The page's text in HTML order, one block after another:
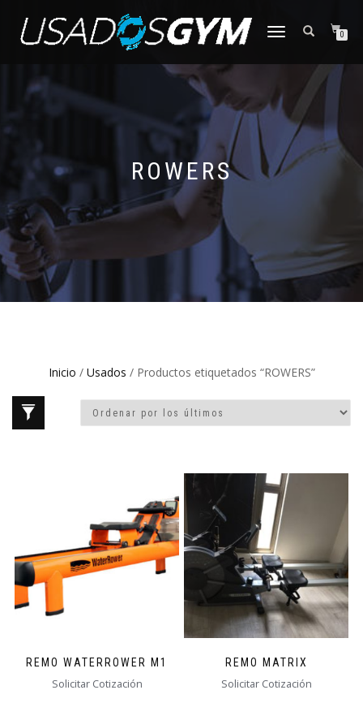
CAMBIAR
0
ROWERS
Inicio / Usados / Productos etiquetados “ROWERS”
REMO WATERROWER M1
Solicitar Cotización
REMO MATRIX
Solicitar Cotización